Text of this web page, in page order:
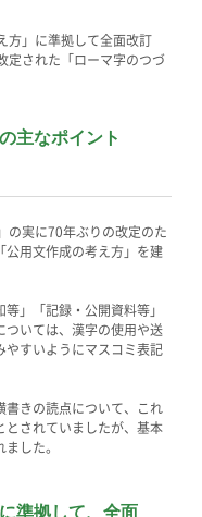
方」に準拠して全面改訂
定された「ローマ字のつづ
主なポイント
の実に70年ぶりの改定のた
公用文作成の考え方」を建
」「記録・公開資料等」
ついては、漢字の使用や送
やすいようにマスコミ表記
書きの読点について、これ
とされていましたが、基本
した。
準拠して、全面